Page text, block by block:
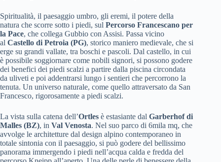
Spiritualità, il paesaggio umbro, gli eremi, il potere della
natura che scorre sotto i piedi, sul Percorso Francescano per
la Pace, che collega Gubbio con Assisi. Passa vicino
al Castello di Petroia (PG), storico maniero medievale, che si
erge su grandi vallate, tra boschi e pascoli. Dal castello, in cui
è possibile soggiornare come nobili signori, si possono godere
dei benefici dei piedi scalzi a partire dalla piscina circondata
da uliveti e poi addentrarsi lungo i sentieri che percorrono la
tenuta. Un universo naturale, come quello attraversato da San
Francesco, rigorosamente a piedi scalzi.
La vista sulla catena dell’Ortles è estasiante dal Garberhof di
Malles (BZ), in Val Venosta. Nel suo parco di 6mila mq, che
avvolge le architetture dal design alpino contemporaneo in
totale sintonia con il paesaggio, si può godere del bellissimo
panorama immergendo i piedi nell’acqua calda e fredda del